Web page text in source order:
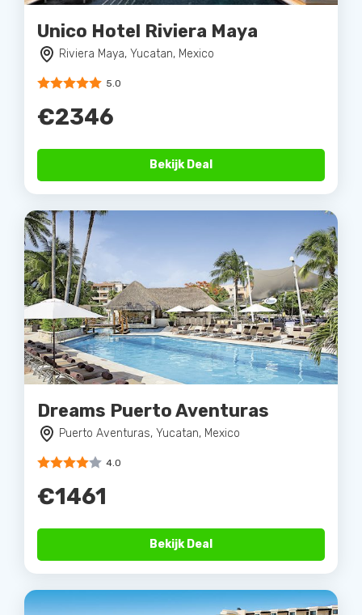
Unico Hotel Riviera Maya
Riviera Maya, Yucatan, Mexico
5.0
€2346
Bekijk Deal
Dreams Puerto Aventuras
Puerto Aventuras, Yucatan, Mexico
4.0
€1461
Bekijk Deal